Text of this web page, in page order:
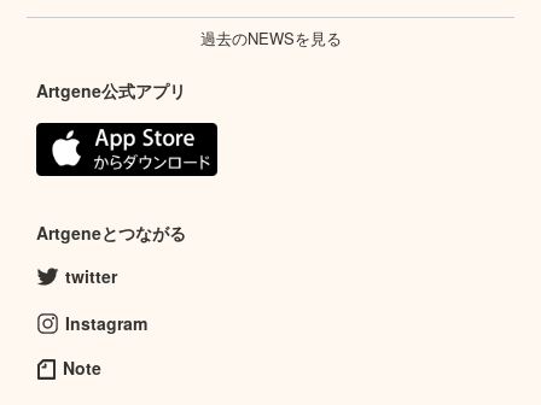
過去のNEWSを見る
Artgene公式アプリ
Artgeneとつながる
twitter
Instagram
Note